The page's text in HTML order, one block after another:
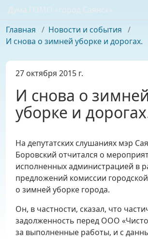
Дума ГОМО «город Саянск»
Главная / Новости и события /
И снова о зимней уборке и дорогах.
27 октября 2015 г.
И снова о зимней
уборке и
На депутатских слушаниях мэр
Боровский отчитался о
исполненных администрацией в
предложений комиссии
о зимней уборке города.
Он, в частности, сказал, что
задолженность перед ООО
за выполненные работы, и с